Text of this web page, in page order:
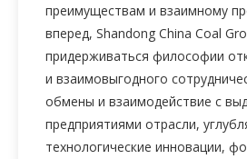
преимуществам и взаимному
вперед, Shandong China Coal
придерживаться философии
и взаимовыгодного
обмены и взаимодействие с
предприятиями отрасли,
технологические инновации,